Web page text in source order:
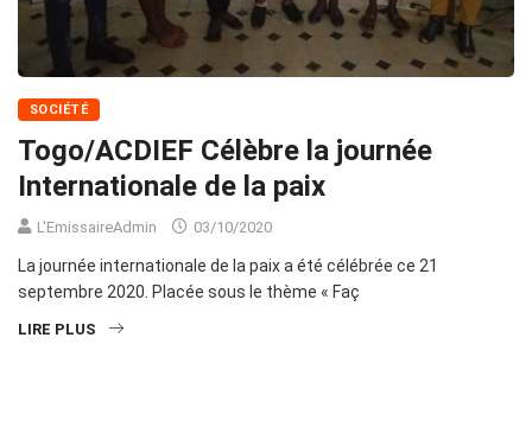
SOCIÉTÉ
Togo/ACDIEF Célèbre la journée
Internationale de la paix
L'EmissaireAdmin 03/10/2020
La journée internationale de la paix a été célébrée ce 21
septembre 2020. Placée sous le thème « Faç
LIRE PLUS